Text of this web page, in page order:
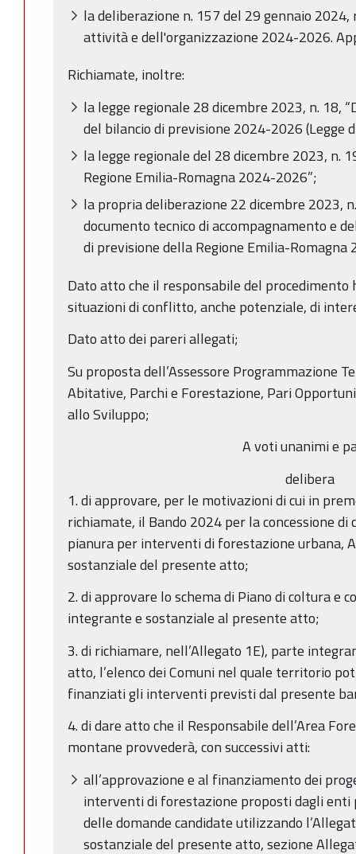
la deliberazione n. 157 del 29 gennaio
attività e dell'organizzazione 2024-2026.
Richiamate, inoltre:
la legge regionale 28 dicembre 2023, n. 18,
del bilancio di previsione 2024-2026 (Legge
la legge regionale del 28 dicembre 2023, n.
Regione Emilia-Romagna 2024-2026”;
la propria deliberazione 22 dicembre 2023,
documento tecnico di accompagnamento e
di previsione della Regione Emilia-Romagna
Dato atto che il responsabile del
situazioni di conflitto, anche potenziale, di
Dato atto dei pareri allegati;
Su proposta dell’Assessore Programmazione
Abitative, Parchi e Forestazione, Pari
allo Sviluppo;
A voti unanimi e
delibera
1. di approvare, per le motivazioni di cui in
richiamate, il Bando 2024 per la concessione
pianura per interventi di forestazione urbana,
sostanziale del presente atto;
2. di approvare lo schema di Piano di coltura e
integrante e sostanziale al presente atto;
3. di richiamare, nell’Allegato 1E), parte
atto, l’elenco dei Comuni nel quale territorio
finanziati gli interventi previsti dal presente
4. di dare atto che il Responsabile dell’Area
montane provvederà, con successivi atti:
all’approvazione e al finanziamento dei
interventi di forestazione proposti dagli
delle domande candidate utilizzando
sostanziale del presente atto, sezione